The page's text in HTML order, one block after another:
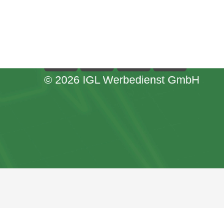
© 2026 IGL Werbedienst GmbH